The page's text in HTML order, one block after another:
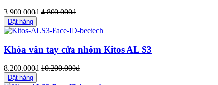
3.900.000đ 4.800.000đ
Đặt hàng
Khóa vân tay cửa nhôm Kitos AL S3
8.200.000đ 10.200.000đ
Đặt hàng